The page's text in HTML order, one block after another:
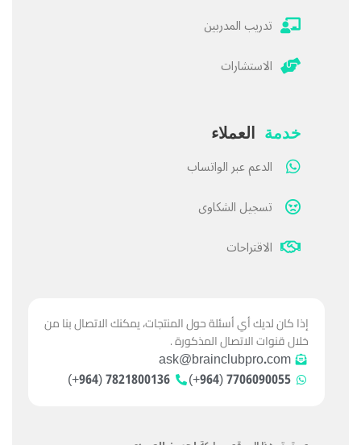
تدريب المدربين
الاستشارات
خدمة العملاء
الدعم عبر الواتساب
تسجيل الشكاوى
الاقتراحات
إذا كان لديك أي أسئلة حول المنتجات، يمكنك الاتصال بنا من
خلال قنوات الاتصال المذكورة .
ask@brainclubpro.com
7706090055 (964+)
7821800136 (964+)